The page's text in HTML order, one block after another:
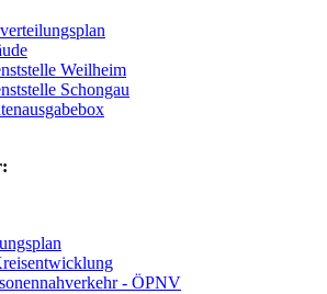
Weilheim
Schongau
- ÖPNV